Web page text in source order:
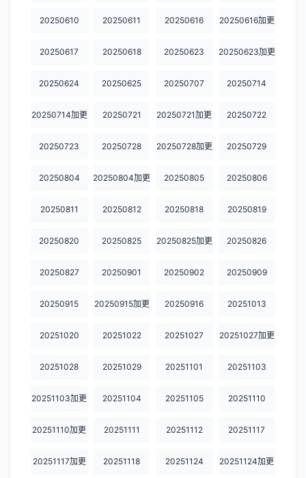
20250610 20250611 20250616 20250616加更
20250617 20250618 20250623 20250623加更
20250624 20250625 20250707 20250714
20250714加更 20250721 20250721加更 20250722
20250723 20250728 20250728加更 20250729
20250804 20250804加更 20250805 20250806
20250811 20250812 20250818 20250819
20250820 20250825 20250825加更 20250826
20250827 20250901 20250902 20250909
20250915 20250915加更 20250916 20251013
20251020 20251022 20251027 20251027加更
20251028 20251029 20251101 20251103
20251103加更 20251104 20251105 20251110
20251110加更 20251111 20251112 20251117
20251117加更 20251118 20251124 20251124加更